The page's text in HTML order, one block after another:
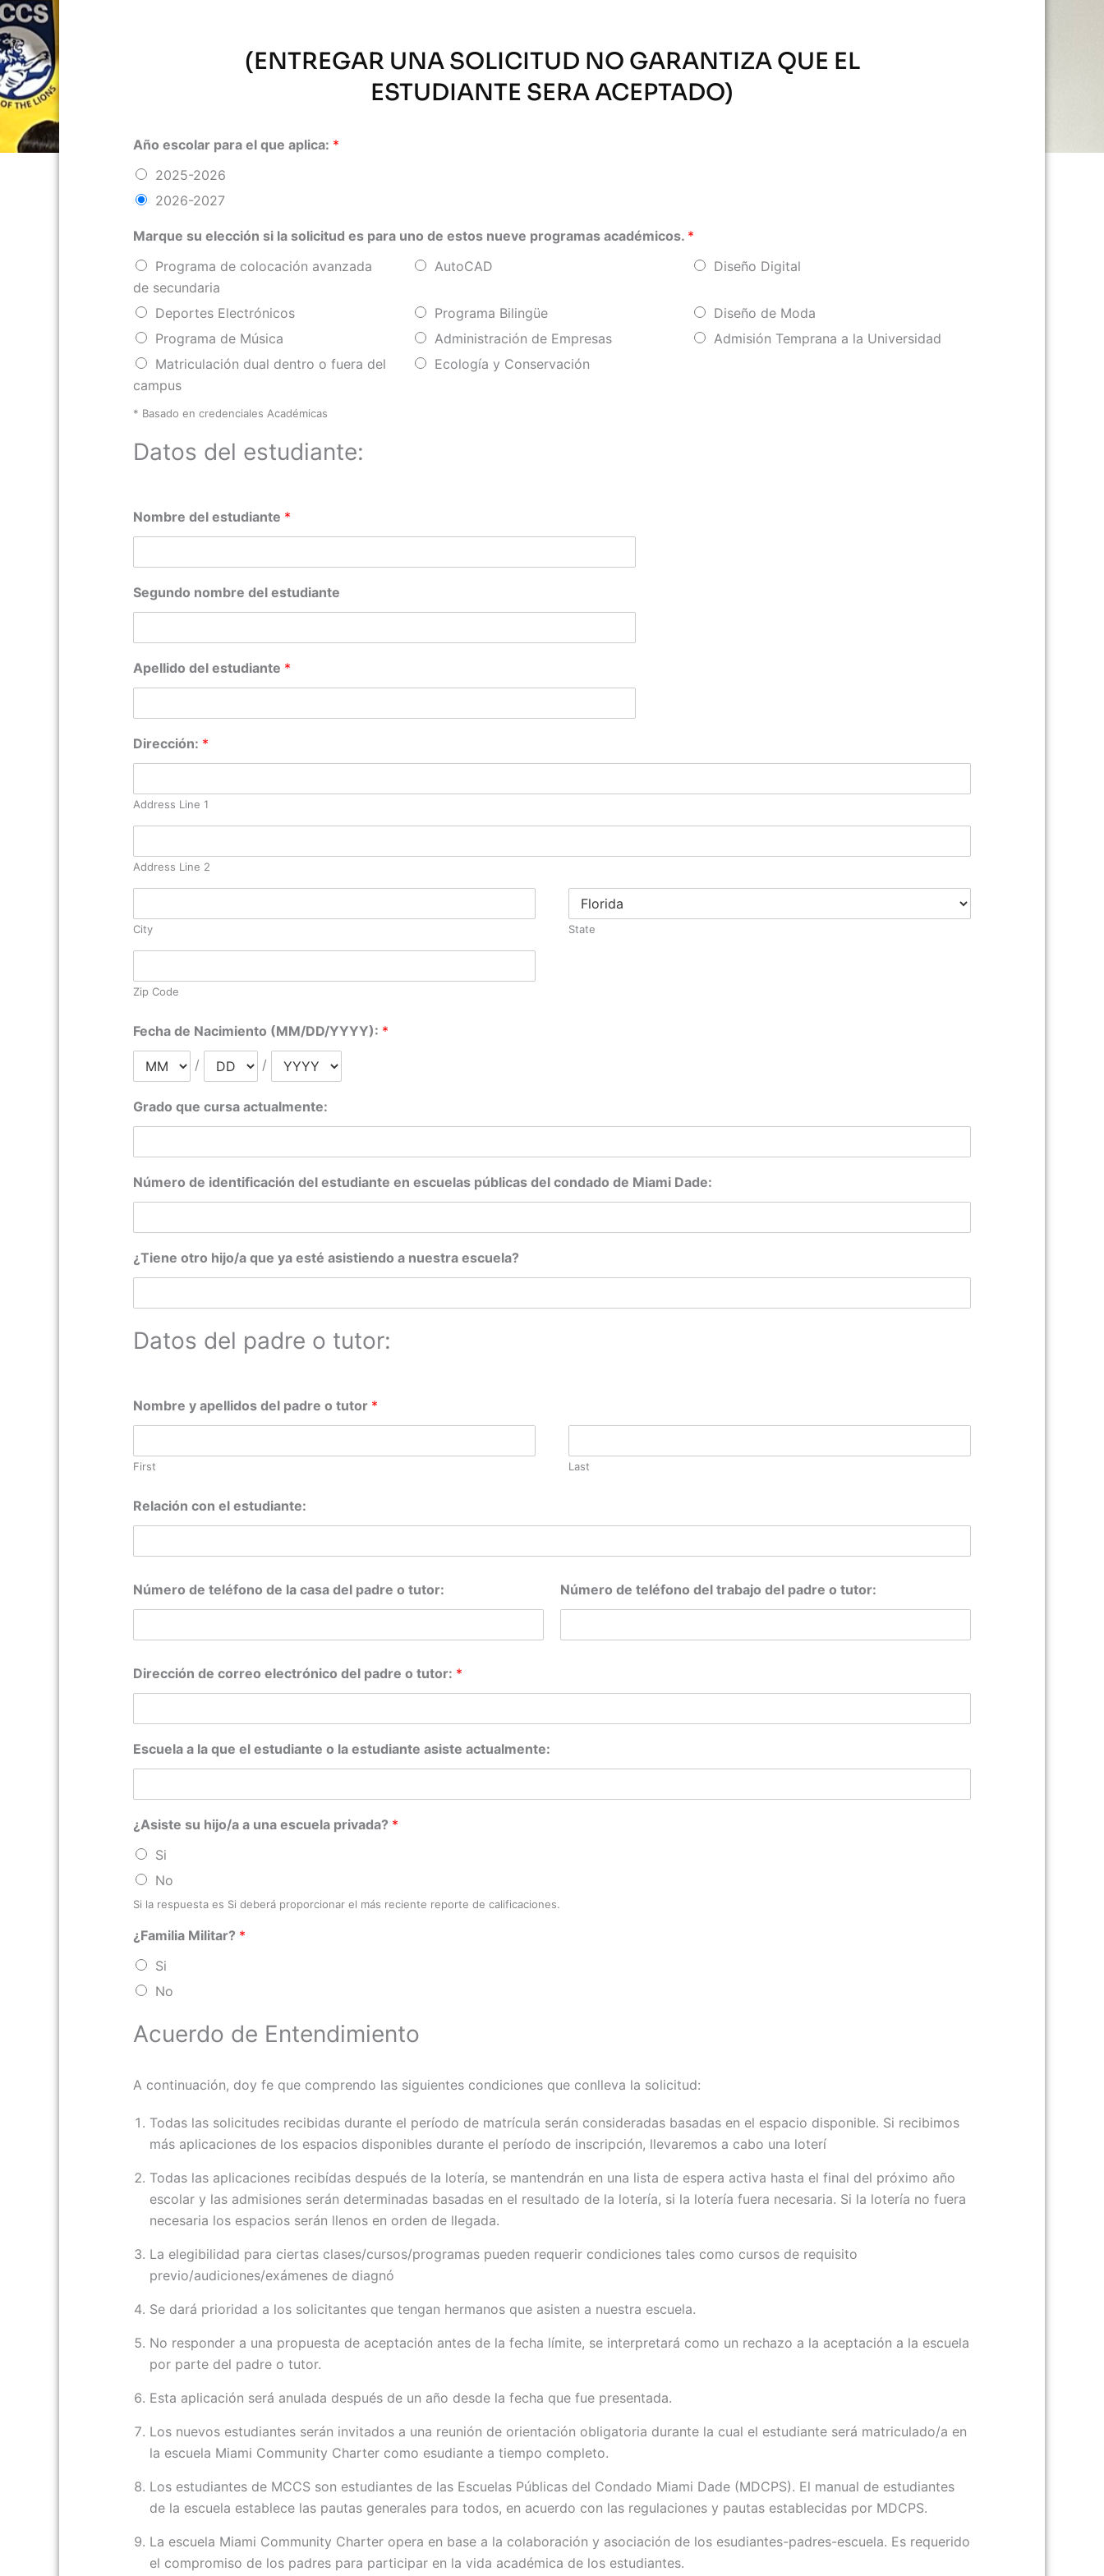
(ENTREGAR UNA SOLICITUD NO GARANTIZA QUE EL
ESTUDIANTE SERA ACEPTADO)
Año escolar para el que aplica: *
2025-2026
2026-2027
Marque su elección si la solicitud es para uno de estos nueve programas académicos. *
Programa de colocación avanzada
de secundaria
AutoCAD Diseño Digital
Deportes Electrónicos Programa Bilingüe
Diseño de Moda
Programa de Música
Administración de Empresas
Admisión Temprana a la Universidad
Matriculación dual dentro o fuera del
campus
Ecología y Conservación
* Basado en credenciales Académicas
Datos del estudiante:
Nombre del estudiante *
Segundo nombre del estudiante
Apellido del estudiante *
Dirección: *
Address Line 1
Address Line 2
City State
Zip Code
Fecha de Nacimiento (MM/DD/YYYY): *
/ /
Grado que cursa actualmente:
Número de identificación del estudiante en escuelas públicas del condado de Miami Dade:
¿Tiene otro hijo/a que ya esté asistiendo a nuestra escuela?
Datos del padre o tutor:
Nombre y apellidos del padre o tutor *
First Last
Relación con el estudiante:
Número de teléfono de la casa del padre o tutor: Número de teléfono del trabajo del padre o tutor:
Dirección de correo electrónico del padre o tutor: *
Escuela a la que el estudiante o la estudiante asiste actualmente:
¿Asiste su hijo/a a una escuela privada? *
Si
No
Si la respuesta es Si deberá proporcionar el más reciente reporte de calificaciones.
¿Familia Militar? *
Si
No
Acuerdo de Entendimiento
A continuación, doy fe que comprendo las siguientes condiciones que conlleva la solicitud:
Todas las solicitudes recibidas durante el período de matrícula serán consideradas basadas en el espacio disponible. Si recibimos
más aplicaciones de los espacios disponibles durante el período de inscripción, llevaremos a cabo una loterí
Todas las aplicaciones recibídas después de la lotería, se mantendrán en una lista de espera activa hasta el final del próximo año
escolar y las admisiones serán determinadas basadas en el resultado de la lotería, si la lotería fuera necesaria. Si la lotería no fuera
necesaria los espacios serán llenos en orden de llegada.
La elegibilidad para ciertas clases/cursos/programas pueden requerir condiciones tales como cursos de requisito
previo/audiciones/exámenes de diagnó
Se dará prioridad a los solicitantes que tengan hermanos que asisten a nuestra escuela.
No responder a una propuesta de aceptación antes de la fecha límite, se interpretará como un rechazo a la aceptación a la escuela
por parte del padre o tutor.
Esta aplicación será anulada después de un año desde la fecha que fue presentada.
Los nuevos estudiantes serán invitados a una reunión de orientación obligatoria durante la cual el estudiante será matriculado/a en
la escuela Miami Community Charter como esudiante a tiempo completo.
Los estudiantes de MCCS son estudiantes de las Escuelas Públicas del Condado Miami Dade (MDCPS). El manual de estudiantes
de la escuela establece las pautas generales para todos, en acuerdo con las regulaciones y pautas establecidas por MDCPS.
La escuela Miami Community Charter opera en base a la colaboración y asociación de los esudiantes-padres-escuela. Es requerido
el compromiso de los padres para participar en la vida académica de los estudiantes.